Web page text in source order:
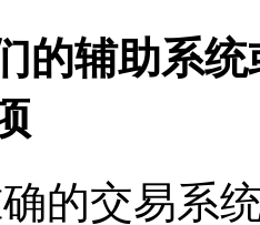
的辅助系
的交易系